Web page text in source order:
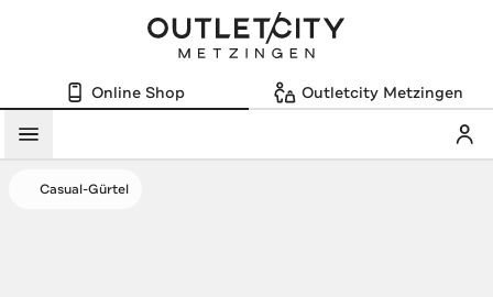
Online Shop Outletcity Metzingen
Menü
Casual-Gürtel